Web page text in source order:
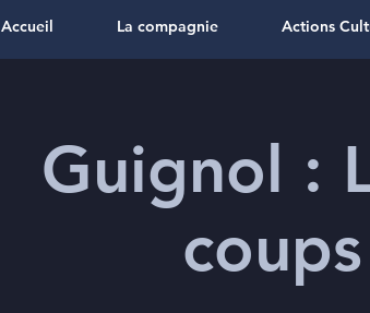
Guignol :
Accueil La compagnie Actions